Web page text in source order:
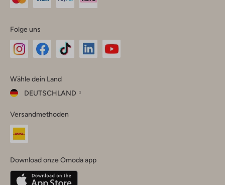
Folge uns
Instagram
Facebook
TikTok
Wähle dein Land
DEUTSCHLAND
dein
Land
Belgique(Français)
Versandmethoden
Download onze Omoda app